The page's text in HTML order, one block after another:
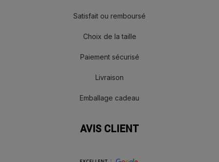
Satisfait ou remboursé
Choix de la taille
Paiement sécurisé
Livraison
Emballage cadeau
AVIS CLIENT